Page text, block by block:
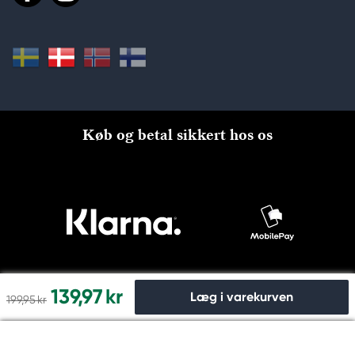
199,95 kr 139,97 kr Læg i varekurven
Køb og betal sikkert hos os